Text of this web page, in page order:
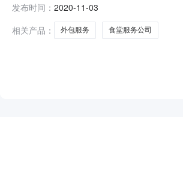
发布时间： 2020-11-03
相关产品：
外包服务 食堂服务公司